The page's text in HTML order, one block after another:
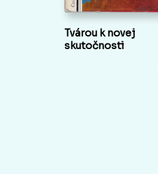
Tvárou k novej
skutočnosti